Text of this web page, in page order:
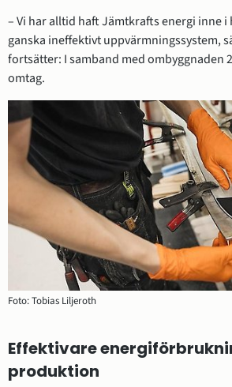
– Vi har alltid haft Jämtkrafts energi inne i
ganska ineffektivt uppvärmningssystem,
fortsätter: I samband med ombyggnaden
omtag.
Foto: Tobias Liljeroth
Effektivare
produktion